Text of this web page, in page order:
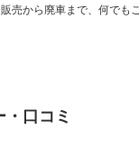
売から廃車まで、何でも
口コミ